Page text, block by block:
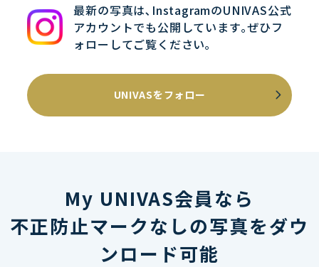
最新の写真は､InstagramのUNIVAS公式
アカウントでも公開しています｡ぜひフ
ォローしてご覧ください｡
UNIVASをフォロー
My UNIVAS会員なら
不正防止マークなしの写真をダウ
ンロード可能